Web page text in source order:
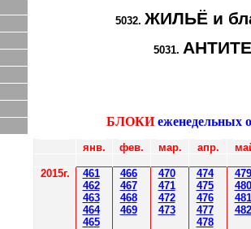
5032. ЖИЛЬЁ и
5031.
БЛОКИ еженедельных
янв. фев. мар. апр.
2015г. 461
462
463
464
465
466
467
468
469
470
471
472
473
474
475
476
477
478
479
480
481
482